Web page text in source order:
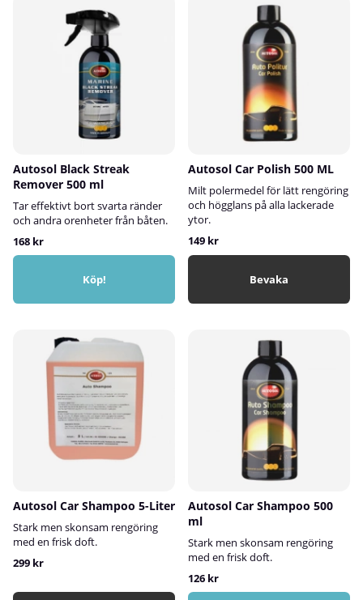
Autosol Black Streak
Remover 500 ml
Tar effektivt bort svarta ränder
och andra orenheter från båten.
168 kr
Köp!
Autosol Car Polish 500 ML
Milt polermedel för lätt rengöring
och högglans på alla lackerade
ytor.
149 kr
Bevaka
Autosol Car Shampoo 5-Liter
Stark men skonsam rengöring
med en frisk doft.
299 kr
Autosol Car Shampoo 500
ml
Stark men skonsam rengöring
med en frisk doft.
126 kr